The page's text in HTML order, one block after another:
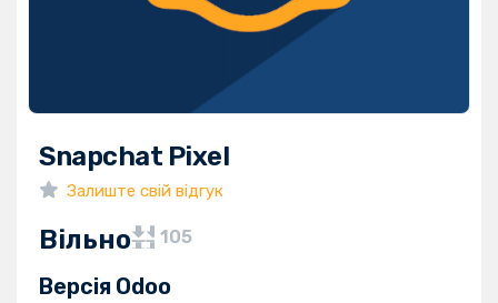
Snapchat Pixel
Залиште свій відгук
Вільно 105
Версія Odoo